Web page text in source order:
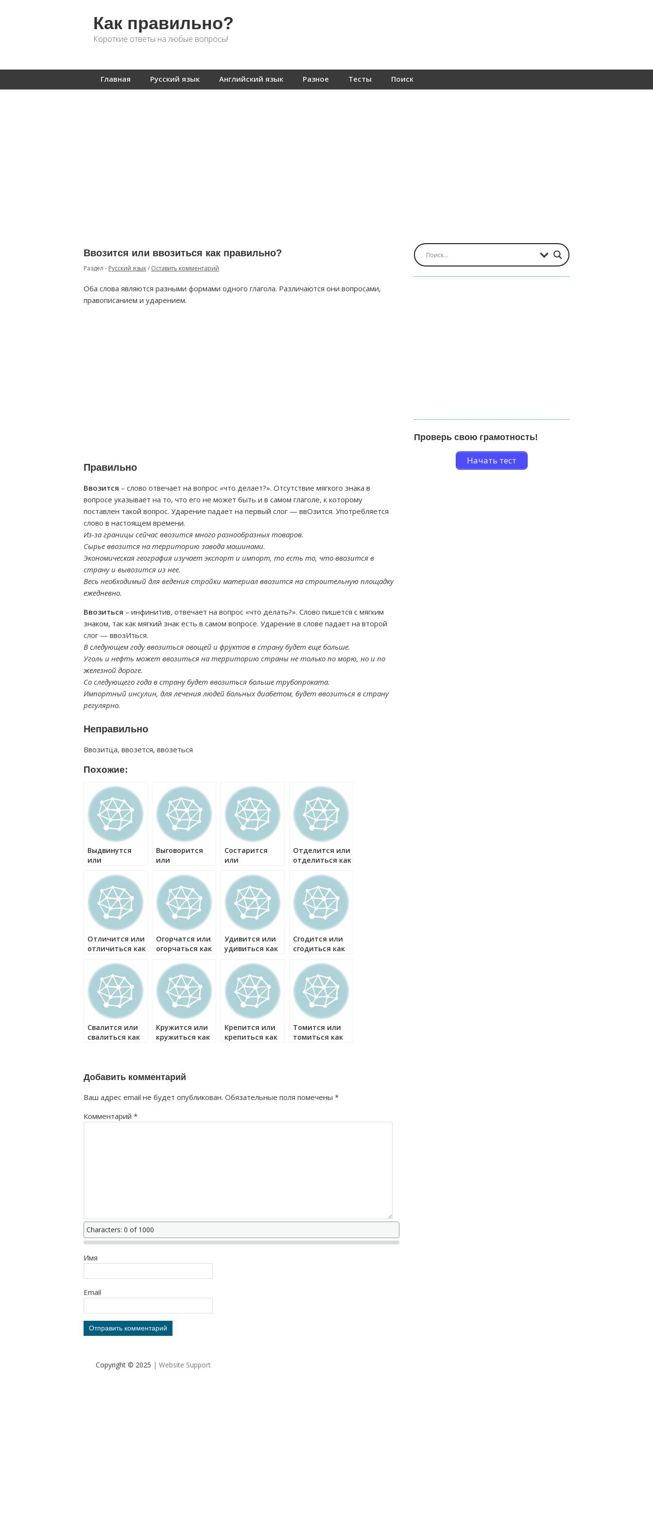
Как правильно?
Короткие ответы на любые вопросы!
Главная Русский язык Английский язык Разное Тесты Поиск
Ввозится или ввозиться как правильно?
Раздел - Русский язык/ Оставить комментарий
Оба слова являются разными формами одного глагола. Различаются они вопросами,
правописанием и ударением.
Правильно
Ввозится – слово отвечает на вопрос «что делает?». Отсутствие мягкого знака в
вопросе указывает на то, что его не может быть и в самом глаголе, к которому
поставлен такой вопрос. Ударение падает на первый слог — ввОзится. Употребляется
слово в настоящем времени.
Из-за границы сейчас ввозится много разнообразных товаров.
Сырье ввозится на территорию завода машинами.
Экономическая география изучает экспорт и импорт, то есть то, что ввозится в
страну и вывозится из нее.
Весь необходимый для ведения стройки материал ввозится на строительную площадку
ежедневно.
Ввозиться – инфинитив, отвечает на вопрос «что делать?». Слово пишется с мягким
знаком, так как мягкий знак есть в самом вопросе. Ударение в слове падает на второй
слог — ввозИться.
В следующем году ввозиться овощей и фруктов в страну будет еще больше.
Уголь и нефть может ввозиться на территорию страны не только по морю, но и по
железной дороге.
Со следующего года в страну будет ввозиться больше трубопроката.
Импортный инсулин, для лечения людей больных диабетом, будет ввозиться в страну
регулярно.
Неправильно
Ввозитца, ввозется, ввозеться
Похожие:
Выдвинутся
или
как правильно?
Выговорится
или
как правильно?
Состарится
или
как правильно?
Отделится или
отделиться как
Отличится или
отличиться как
Огорчатся или
огорчаться как
Удивится или
удивиться как
Сгодится или
сгодиться как
Свалится или
свалиться как
Кружится или
кружиться как
Крепится или
крепиться как
Томится или
томиться как
Добавить комментарий
Ваш адрес email не будет опубликован. Обязательные поля помечены *
Комментарий *
Characters: 0 of 1000
Имя
Email
Проверь свою грамотность!
Начать тест
Copyright © 2025 | Website Support